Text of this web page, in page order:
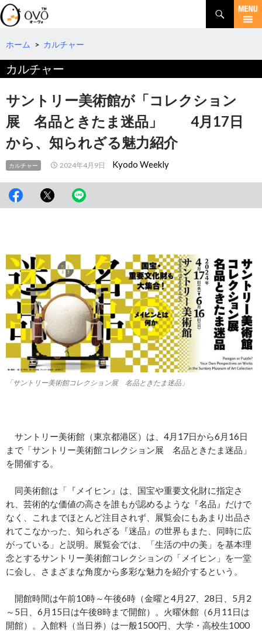
検
索
コ
テ
ツ
へ
ホーム > カルチャー
カルチャー
サントリー美術館が「コレクション
展 名品ときたま迷品」 4月17日
から、知られざる魅力紹介
カルチャー 2024年4月9日 Kyodo Weekly
「サントリー美術館コレクション展 名品ときたま迷品」
サントリー美術館（東京都港区）は、4月17日から6月16日
まで「サントリー美術館コレクション展 名品ときたま迷品」
を開催する。
同美術館は「『メイヒン』は、国宝や重要文化財に指定さ
れ、芸術的な価値の高さを誰もが認めるような『名品』だけで
なく、これまでほとんど注目されず、展覧会にもあまり出品さ
れてこなかった、知られざる『迷品』の世界もまた、同時に広
がっている」と説明。展覧会では、「生活の中の美」を基本理
念とするサントリー美術館コレクションの「メイヒン」を一堂
に会し、さまざまな角度から多彩な魅力を紹介するという。
開館時間は午前10時～午後6時（金曜と4月27、28日、5月2
～5日、6月15日は午後8時まで開館）。火曜休館（6月11日は
開館）。入館料（当日券）は一般1500円、大学・高校生1000